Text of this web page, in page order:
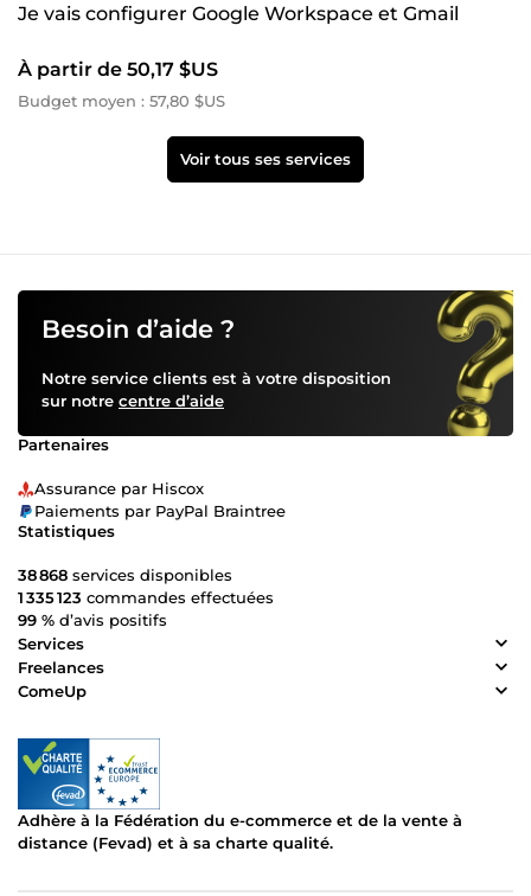
Je vais configurer Google Workspace et Gmail
À partir de 50,17 $US
Budget moyen : 57,80 $US
Voir tous ses services
Besoin d’aide ?
Notre service clients est à votre disposition
sur notre centre d’aide
Partenaires
Assurance par Hiscox
Paiements par PayPal Braintree
Statistiques
38 868 services disponibles
1 335 123 commandes effectuées
99 % d’avis positifs
Services
Freelances
ComeUp
Adhère à la Fédération du e-commerce et de la vente à
distance (Fevad) et à sa charte qualité.